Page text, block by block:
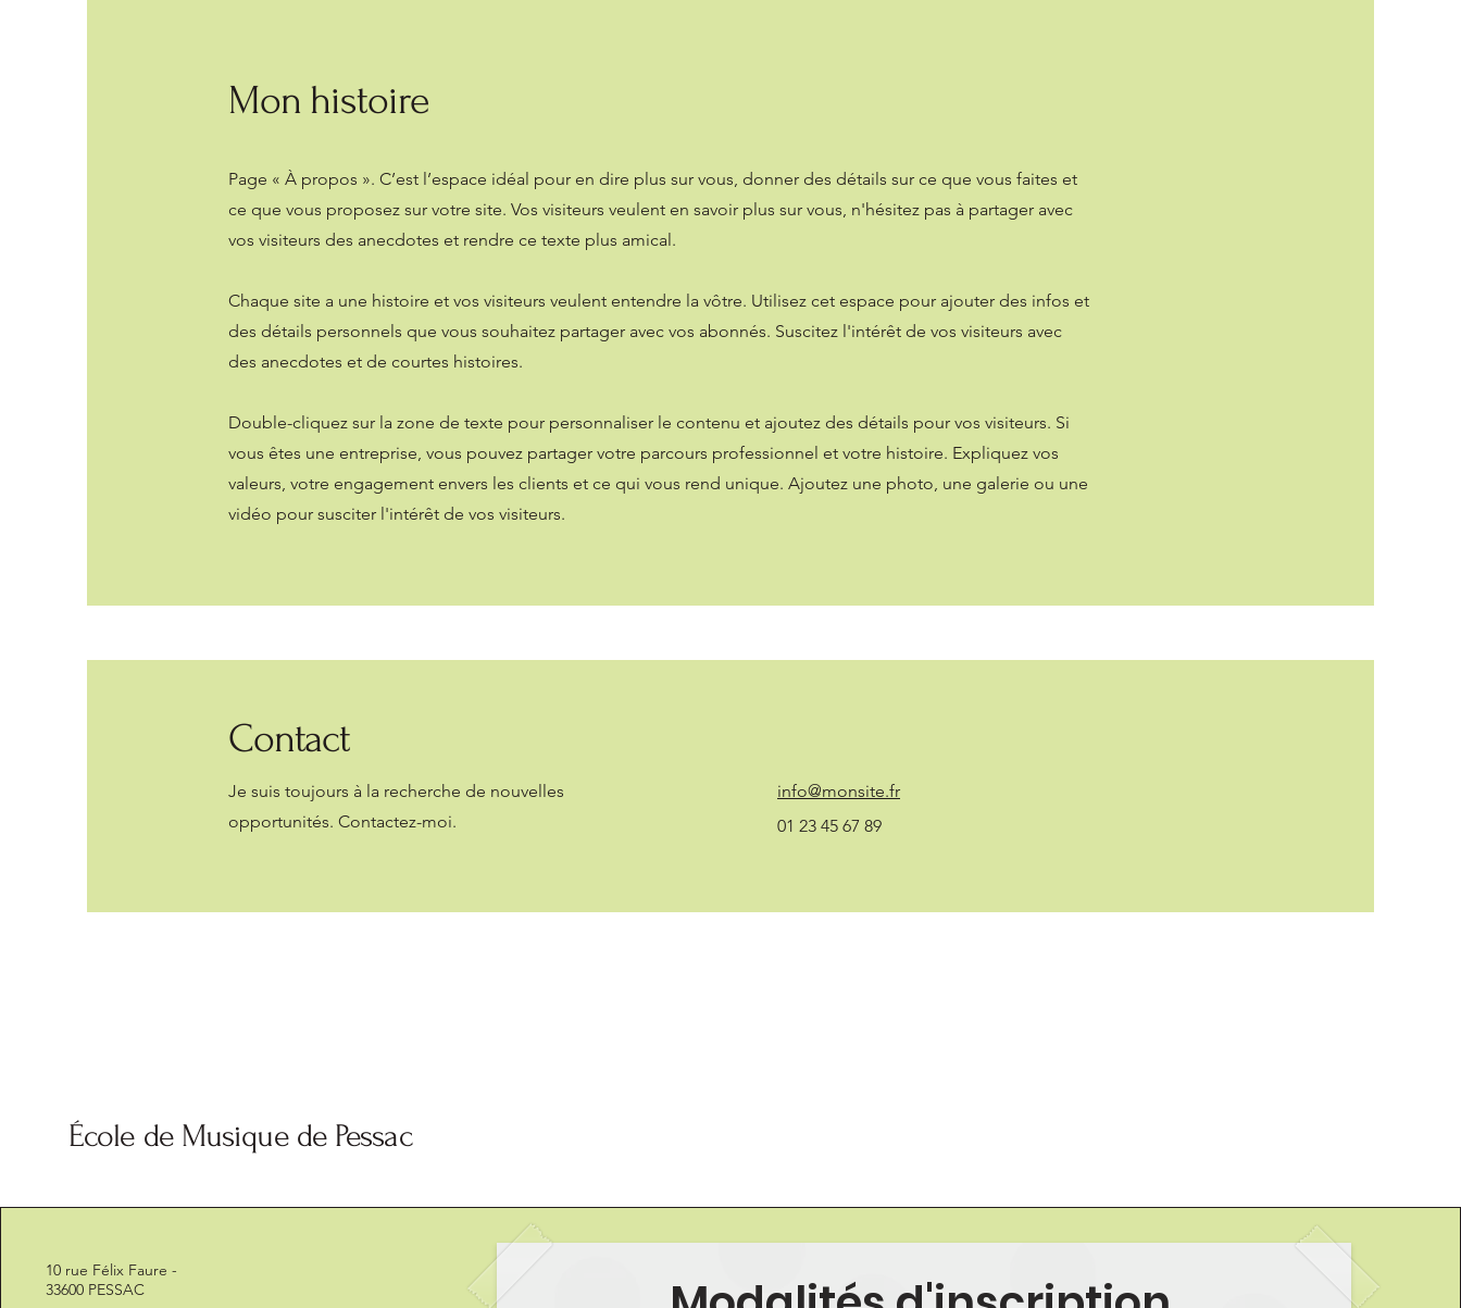
Mon histoire
Page « À propos ». C’est l’espace idéal pour en dire plus sur vous, donner des détails sur ce que vous faites et
ce que vous proposez sur votre site. Vos visiteurs veulent en savoir plus sur vous, n'hésitez pas à partager avec
vos visiteurs des anecdotes et rendre ce texte plus amical.
Chaque site a une histoire et vos visiteurs veulent entendre la vôtre. Utilisez cet espace pour ajouter des infos et
des détails personnels que vous souhaitez partager avec vos abonnés. Suscitez l'intérêt de vos visiteurs avec
des anecdotes et de courtes histoires. ​
Double-cliquez sur la zone de texte pour personnaliser le contenu et ajoutez des détails pour vos visiteurs. Si
vous êtes une entreprise, vous pouvez partager votre parcours professionnel et votre histoire. Expliquez vos
valeurs, votre engagement envers les clients et ce qui vous rend unique. Ajoutez une photo, une galerie ou une
vidéo pour susciter l'intérêt de vos visiteurs.
Contact
Je suis toujours à la recherche de nouvelles
opportunités. Contactez-moi.
info@monsite.fr
01 23 45 67 89
École de Musique de Pessac
10 rue Félix Faure -
33600 PESSAC